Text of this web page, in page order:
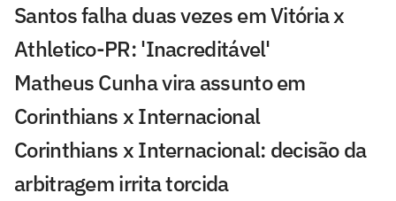
Santos falha duas vezes em Vitória x
Athletico-PR: 'Inacreditável'
Matheus Cunha vira assunto em
Corinthians x Internacional
Corinthians x Internacional: decisão da
arbitragem irrita torcida